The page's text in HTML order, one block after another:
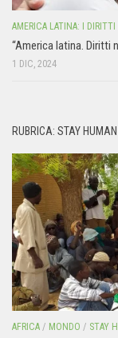
AMERICA LATINA: I DIRITTI
“America latina. Diritti
1 DIC, 2024
RUBRICA: STAY
AFRICA / MONDO / STAY